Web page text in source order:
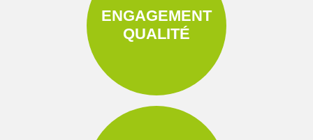
ENGAGEMENT
QUALITÉ